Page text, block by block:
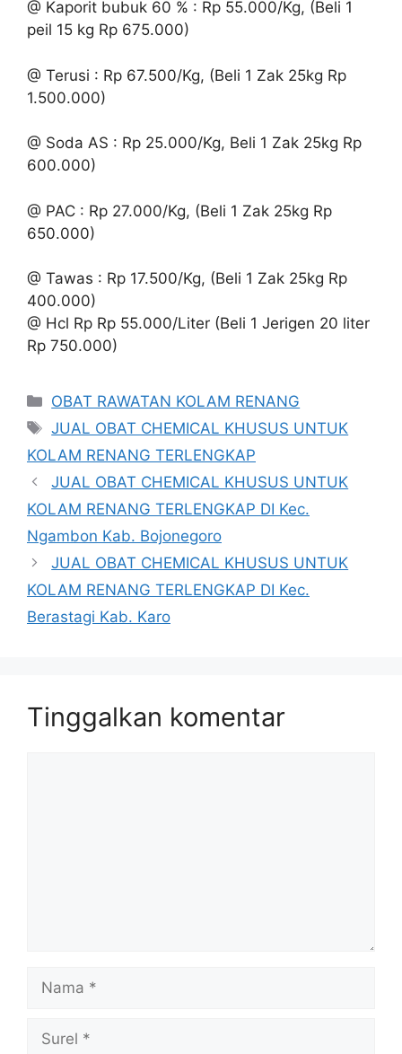
@ Kaporit bubuk 60 % : Rp 55.000/Kg, (Beli 1
peil 15 kg Rp 675.000)
@ Terusi : Rp 67.500/Kg, (Beli 1 Zak 25kg Rp
1.500.000)
@ Soda AS : Rp 25.000/Kg, Beli 1 Zak 25kg Rp
600.000)
@ PAC : Rp 27.000/Kg, (Beli 1 Zak 25kg Rp
650.000)
@ Tawas : Rp 17.500/Kg, (Beli 1 Zak 25kg Rp
400.000)
@ Hcl Rp Rp 55.000/Liter (Beli 1 Jerigen 20 liter
Rp 750.000)
Kategori
OBAT RAWATAN KOLAM RENANG
Tag
JUAL OBAT CHEMICAL KHUSUS UNTUK
KOLAM RENANG TERLENGKAP
JUAL OBAT CHEMICAL KHUSUS UNTUK
KOLAM RENANG TERLENGKAP DI Kec.
Ngambon Kab. Bojonegoro
JUAL OBAT CHEMICAL KHUSUS UNTUK
KOLAM RENANG TERLENGKAP DI Kec.
Berastagi Kab. Karo
Tinggalkan komentar
Nama
Surel